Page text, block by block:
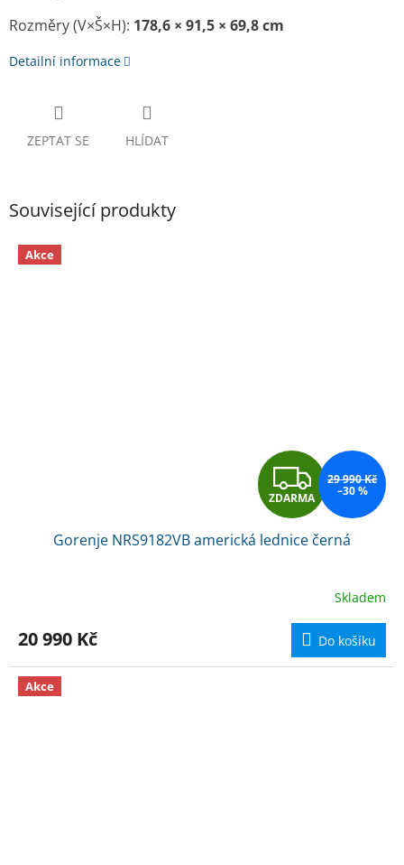
Rozměry (V×Š×H): 178,6 × 91,5 × 69,8 cm
Detailní informace
ZEPTAT SE HLÍDAT
Související produkty
Akce
Z
D
A
R
M
A
ZDARMA
29 990 Kč
–30 %
Gorenje NRS9182VB americká lednice černá
Skladem
20 990 Kč Do košíku
Akce